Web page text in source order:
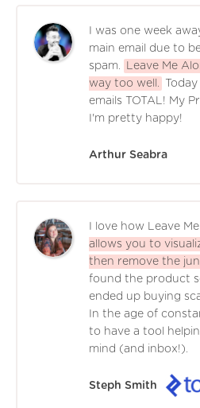
I was one week
main email due to
spam.
Leave Me
way too well.
emails TOTAL! My
I'm pretty happy!
Arthur Seabra
I love how Leave
allows you to
then remove the
found the product
ended up buying
In the age of
to have a tool
mind (and inbox!).
Steph Smith